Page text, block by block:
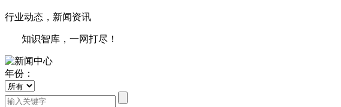
行业动态，新闻资讯
知识智库，一网打尽！
年份：